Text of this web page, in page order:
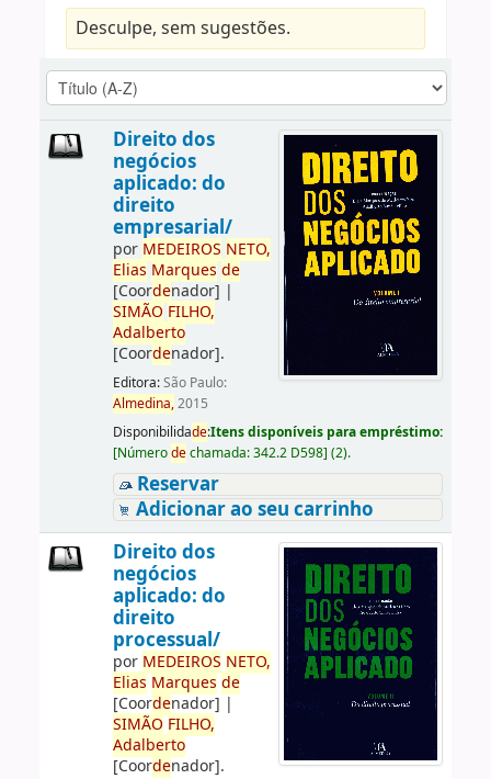
Desculpe, sem sugestões.
Direito dos
negócios
aplicado: do
direito
empresarial/
por MEDEIROS NETO,
Elias Marques de
[Coordenador] |
SIMÃO FILHO,
Adalberto
[Coordenador].
Editora:São Paulo:
Almedina,2015
Disponibilidade:Itens disponíveis para empréstimo:
[Númerodechamada:342.2 D598] (2).
Reservar
Adicionar ao seu carrinho
Direito dos
negócios
aplicado: do
direito
processual/
por MEDEIROS NETO,
Elias Marques de
[Coordenador] |
SIMÃO FILHO,
Adalberto
[Coordenador].